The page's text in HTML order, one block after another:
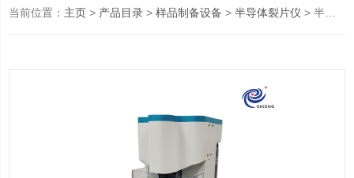
当前位置： 主页 > 产品目录 >样品制备设备 >半导体裂片仪 > 半导体裂片仪MC10i